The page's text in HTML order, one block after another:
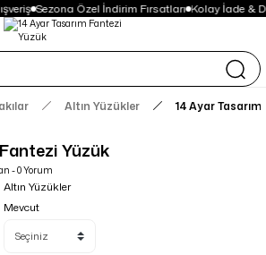
Sezona Özel İndirim Fırsatları Kolay İade &
Altın Yüzükler 14 Ayar
Yüzük
- 0 Yorum
Altın Yüzükler
Mevcut